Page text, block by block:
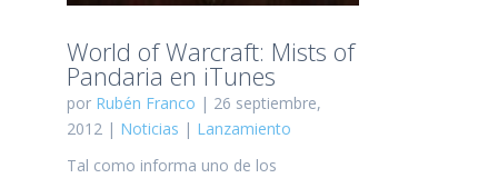
World of Warcraft: Mists of
Pandaria en iTunes
por Rubén Franco | 26 septiembre,
2012 | Noticias | Lanzamiento
Tal como informa uno de los